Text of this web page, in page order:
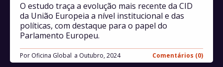
Por Oficina Global Outubro, 2024 Comentários (0)
O estudo traça a evolução mais recente da CID
da União Europeia a nível institucional e das
políticas, com destaque para o papel do
Parlamento Europeu.